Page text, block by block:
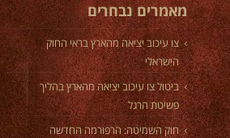
מאמרים נבחרים
צו עיכוב יציאה מהארץ בראי החוק
הישראלי
ביטול צו עיכוב יציאה מהארץ בהליך
פשיטת הרגל
חוק השמיטה: הרפורמה החדשה